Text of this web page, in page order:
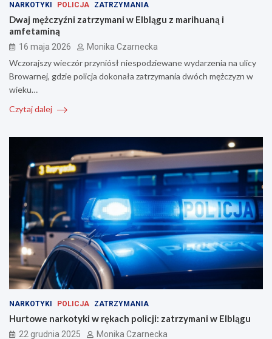
NARKOTYKI POLICJA ZATRZYMANIA
Dwaj mężczyźni zatrzymani w Elblągu z marihuaną i
amfetaminą
16 maja 2026 Monika Czarnecka
Wczorajszy wieczór przyniósł niespodziewane wydarzenia na ulicy
Browarnej, gdzie policja dokonała zatrzymania dwóch mężczyzn w
wieku…
Czytaj dalej
NARKOTYKI POLICJA ZATRZYMANIA
Hurtowe narkotyki w rękach policji: zatrzymani w Elblągu
22 grudnia 2025 Monika Czarnecka